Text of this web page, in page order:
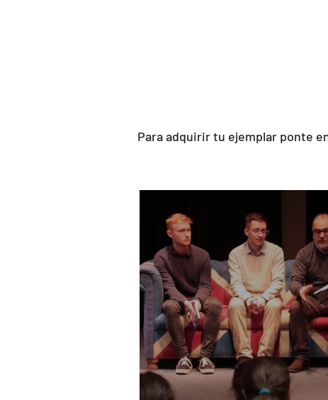
Para adquirir tu ejemplar ponte